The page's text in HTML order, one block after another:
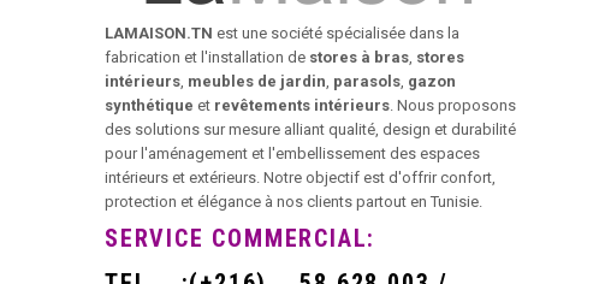
LAMAISON.TN est une société spécialisée dans la
fabrication et l'installation de stores à bras, stores
intérieurs, meubles de jardin, parasols, gazon
synthétique et revêtements intérieurs. Nous proposons
des solutions sur mesure alliant qualité, design et durabilité
pour l'aménagement et l'embellissement des espaces
intérieurs et extérieurs. Notre objectif est d'offrir confort,
protection et élégance à nos clients partout en Tunisie.
SERVICE COMMERCIAL: